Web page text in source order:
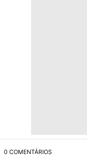
0 COMENTÁRIOS